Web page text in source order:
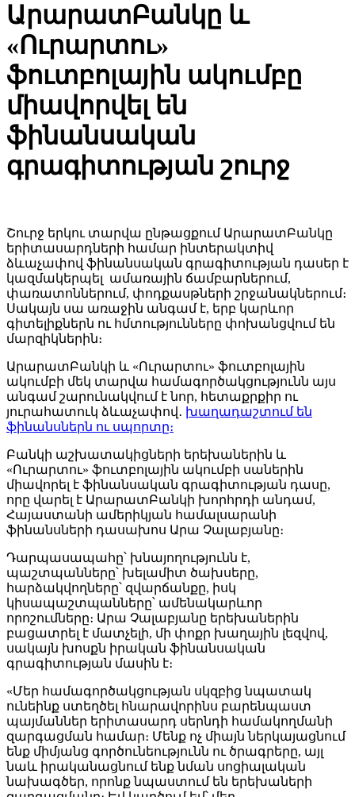
ԱրարատԲանկը և
«Ուրարտու»
ֆուտբոլային ակումբը
միավորվել են
ֆինանսական
գրագիտության շուրջ
Շուրջ երկու տարվա ընթացքում ԱրարատԲանկը
երիտասարդների համար ինտերակտիվ
ձևաչափով ֆինանսական գրագիտության դասեր է
կազմակերպել ամառային ճամբարներում,
փառատոններում, փոդքասթների շրջանակներում։
Սակայն սա առաջին անգամ է, երբ կարևոր
գիտելիքներն ու հմտությունները փոխանցվում են
մարզիկներին։
ԱրարատԲանկի և «Ուրարտու» ֆուտբոլային
ակումբի մեկ տարվա համագործակցությունն այս
անգամ շարունակվում է նոր, հետաքրքիր ու
յուրահատուկ ձևաչափով․ խաղադաշտում են
ֆինանսներն ու սպորտը։
Բանկի աշխատակիցների երեխաներին և
«Ուրարտու» ֆուտբոլային ակումբի սաներին
միավորել է ֆինանսական գրագիտության դասը,
որը վարել է ԱրարատԲանկի խորհրդի անդամ,
Հայաստանի ամերիկյան համալսարանի
ֆինանսների դասախոս Արա Չալաբյանը։
Դարպասապահը՝ խնայողությունն է,
պաշտպանները՝ խելամիտ ծախսերը,
հարձակվողները՝ զվարճանքը, իսկ
կիսապաշտպանները՝ ամենակարևոր
որոշումները։ Արա Չալաբյանը երեխաներին
բացատրել է մատչելի, մի փոքր խաղային լեզվով,
սակայն խոսքն իրական ֆինանսական
գրագիտության մասին է։
«Մեր համագործակցության սկզբից նպատակ
ունեինք ստեղծել հնարավորինս բարենպաստ
պայմաններ երիտասարդ սերնդի համակողմանի
զարգացման համար։ Մենք ոչ միայն ներկայացնում
ենք միմյանց գործունեությունն ու ծրագրերը, այլ
նաև իրականացնում ենք նման սոցիալական
նախագծեր, որոնք նպաստում են երեխաների